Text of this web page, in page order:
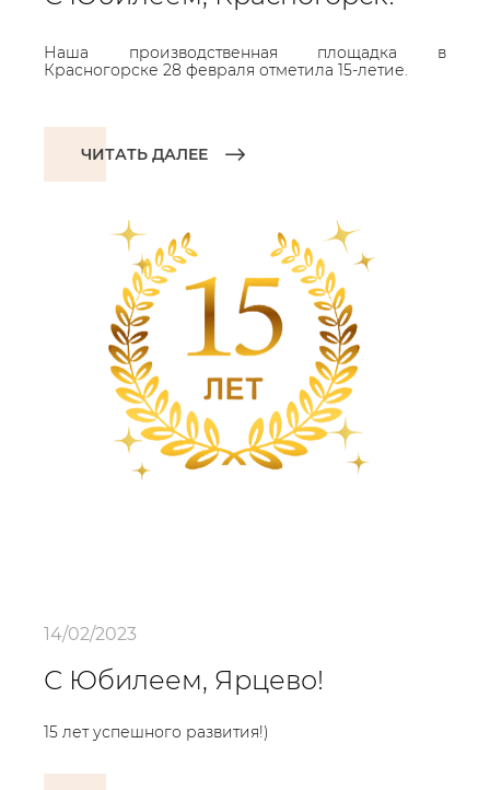
Наша производственная площадка в
Красногорске 28 февраля отметила 15-летие.
ЧИТАТЬ ДАЛЕЕ
14/02/2023
С Юбилеем, Ярцево!
15 лет успешного развития!)